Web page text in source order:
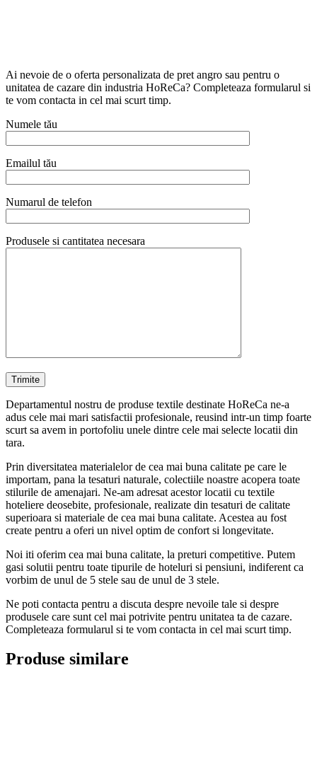
Ai nevoie de o oferta personalizata de pret angro sau pentru o
unitatea de cazare din industria HoReCa? Completeaza formularul si
te vom contacta in cel mai scurt timp.
Numele tău
Emailul tău
Numarul de telefon
Produsele si cantitatea necesara
Departamentul nostru de produse textile destinate HoReCa ne-a
adus cele mai mari satisfactii profesionale, reusind intr-un timp foarte
scurt sa avem in portofoliu unele dintre cele mai selecte locatii din
tara.
Prin diversitatea materialelor de cea mai buna calitate pe care le
importam, pana la tesaturi naturale, colectiile noastre acopera toate
stilurile de amenajari. Ne-am adresat acestor locatii cu textile
hoteliere deosebite, profesionale, realizate din tesaturi de calitate
superioara si materiale de cea mai buna calitate. Acestea au fost
create pentru a oferi un nivel optim de confort si longevitate.
Noi iti oferim cea mai buna calitate, la preturi competitive. Putem
gasi solutii pentru toate tipurile de hoteluri si pensiuni, indiferent ca
vorbim de unul de 5 stele sau de unul de 3 stele.
Ne poti contacta pentru a discuta despre nevoile tale si despre
produsele care sunt cel mai potrivite pentru unitatea ta de cazare.
Completeaza formularul si te vom contacta in cel mai scurt timp.
Produse similare